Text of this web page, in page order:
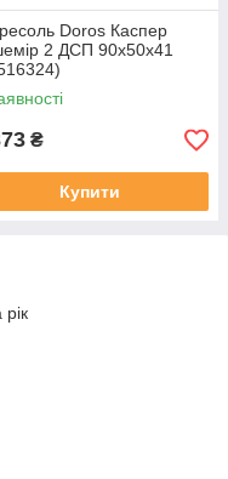
Doros Каспер
2 ДСП 90х50х41
₴
Купити